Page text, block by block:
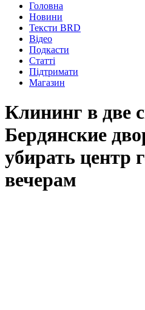
Головна
Новини
Тексти BRD
Відео
Подкасти
Статті
Підтримати
Магазин
Клининг в две
Бердянские
убирать центр
вечерам